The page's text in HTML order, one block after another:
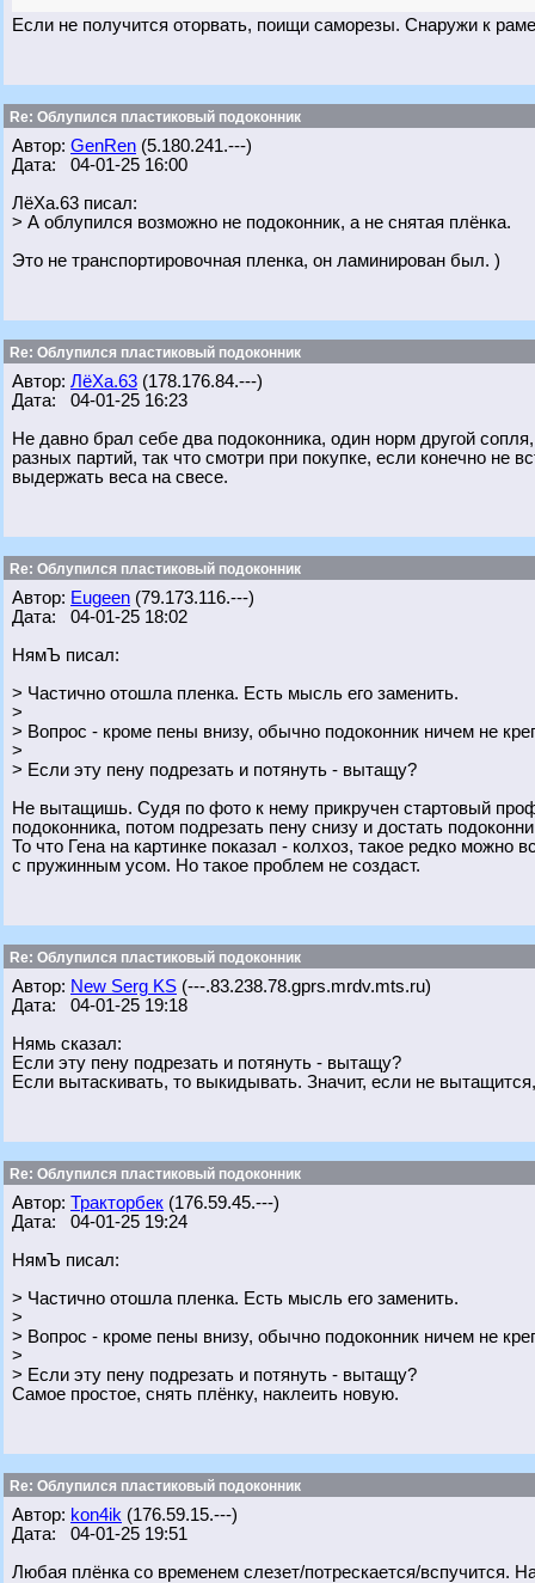
Если не получится оторвать, поищи саморезы. Снаружи к
Re: Облупился пластиковый подоконник
Автор: GenRen (5.180.241.---)
Дата: 04-01-25 16:00
ЛёХа.63 писал:
> А облупился возможно не подоконник, а не снятая плёнка.
Это не транспортировочная пленка, он ламинирован был. )
Re: Облупился пластиковый подоконник
Автор: ЛёХа.63 (178.176.84.---)
Дата: 04-01-25 16:23
Не давно брал себе два подоконника, один норм другой
разных партий, так что смотри при покупке, если конечно не
выдержать веса на свесе.
Re: Облупился пластиковый подоконник
Автор: Eugeen (79.173.116.---)
Дата: 04-01-25 18:02
НямЪ писал:
> Частично отошла пленка. Есть мысль его заменить.
>
> Вопрос - кроме пены внизу, обычно подоконник ничем не
>
> Если эту пену подрезать и потянуть - вытащу?
Не вытащишь. Судя по фото к нему прикручен стартовый
подоконника, потом подрезать пену снизу и достать
То что Гена на картинке показал - колхоз, такое редко
с пружинным усом. Но такое проблем не создаст.
Re: Облупился пластиковый подоконник
Автор: New Serg KS (---.83.238.78.gprs.mrdv.mts.ru)
Дата: 04-01-25 19:18
Нямь сказал:
Если эту пену подрезать и потянуть - вытащу?
Если вытаскивать, то выкидывать. Значит, если не
Re: Облупился пластиковый подоконник
Автор: Тракторбек (176.59.45.---)
Дата: 04-01-25 19:24
НямЪ писал:
> Частично отошла пленка. Есть мысль его заменить.
>
> Вопрос - кроме пены внизу, обычно подоконник ничем не
>
> Если эту пену подрезать и потянуть - вытащу?
Самое простое, снять плёнку, наклеить новую.
Re: Облупился пластиковый подоконник
Автор: kon4ik (176.59.15.---)
Дата: 04-01-25 19:51
Любая плёнка со временем слезет/потрескается/